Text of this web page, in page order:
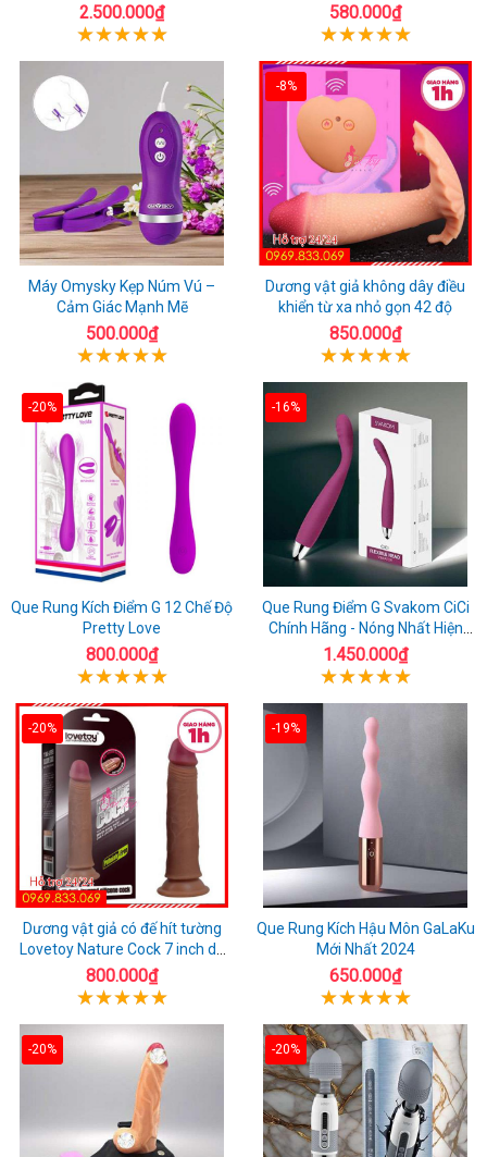
2.500.000₫ 580.000₫
Máy Omysky Kẹp Núm Vú –
Cảm Giác Mạnh Mẽ
500.000₫
-8%
Dương vật giả không dây điều
khiển từ xa nhỏ gọn 42 độ
850.000₫
-20%
Que Rung Kích Điểm G 12 Chế Độ
Pretty Love
800.000₫
-16%
Que Rung Điểm G Svakom CiCi
Chính Hãng - Nóng Nhất Hiện
Nay
1.450.000₫
-20%
Dương vật giả có đế hít tường
Lovetoy Nature Cock 7 inch da
đen
800.000₫
-19%
Que Rung Kích Hậu Môn GaLaKu
Mới Nhất 2024
650.000₫
-20% -20%